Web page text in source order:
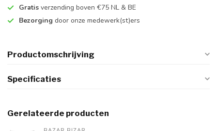
Gratis verzending boven €75 NL & BE
Bezorging door onze medewerk(st)ers
Productomschrijving
Specificaties
Gerelateerde producten